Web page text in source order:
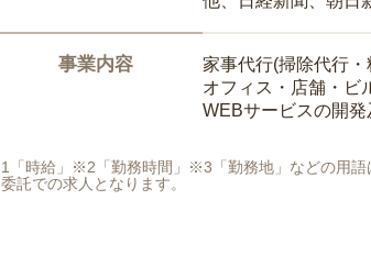
事業内容
家事代行(掃除代行
オフィス・店舗・ビ
WEBサービスの開発
1「時給」※2「勤務時間」※3「勤務地」などの用語
委託での求人となります。